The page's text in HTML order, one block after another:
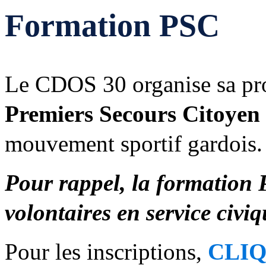
Formation PSC
Le CDOS 30 organise sa
Premiers Secours Citoyen
mouvement sportif gardois.
Pour rappel, la formation
volontaires en service
Pour les inscriptions,